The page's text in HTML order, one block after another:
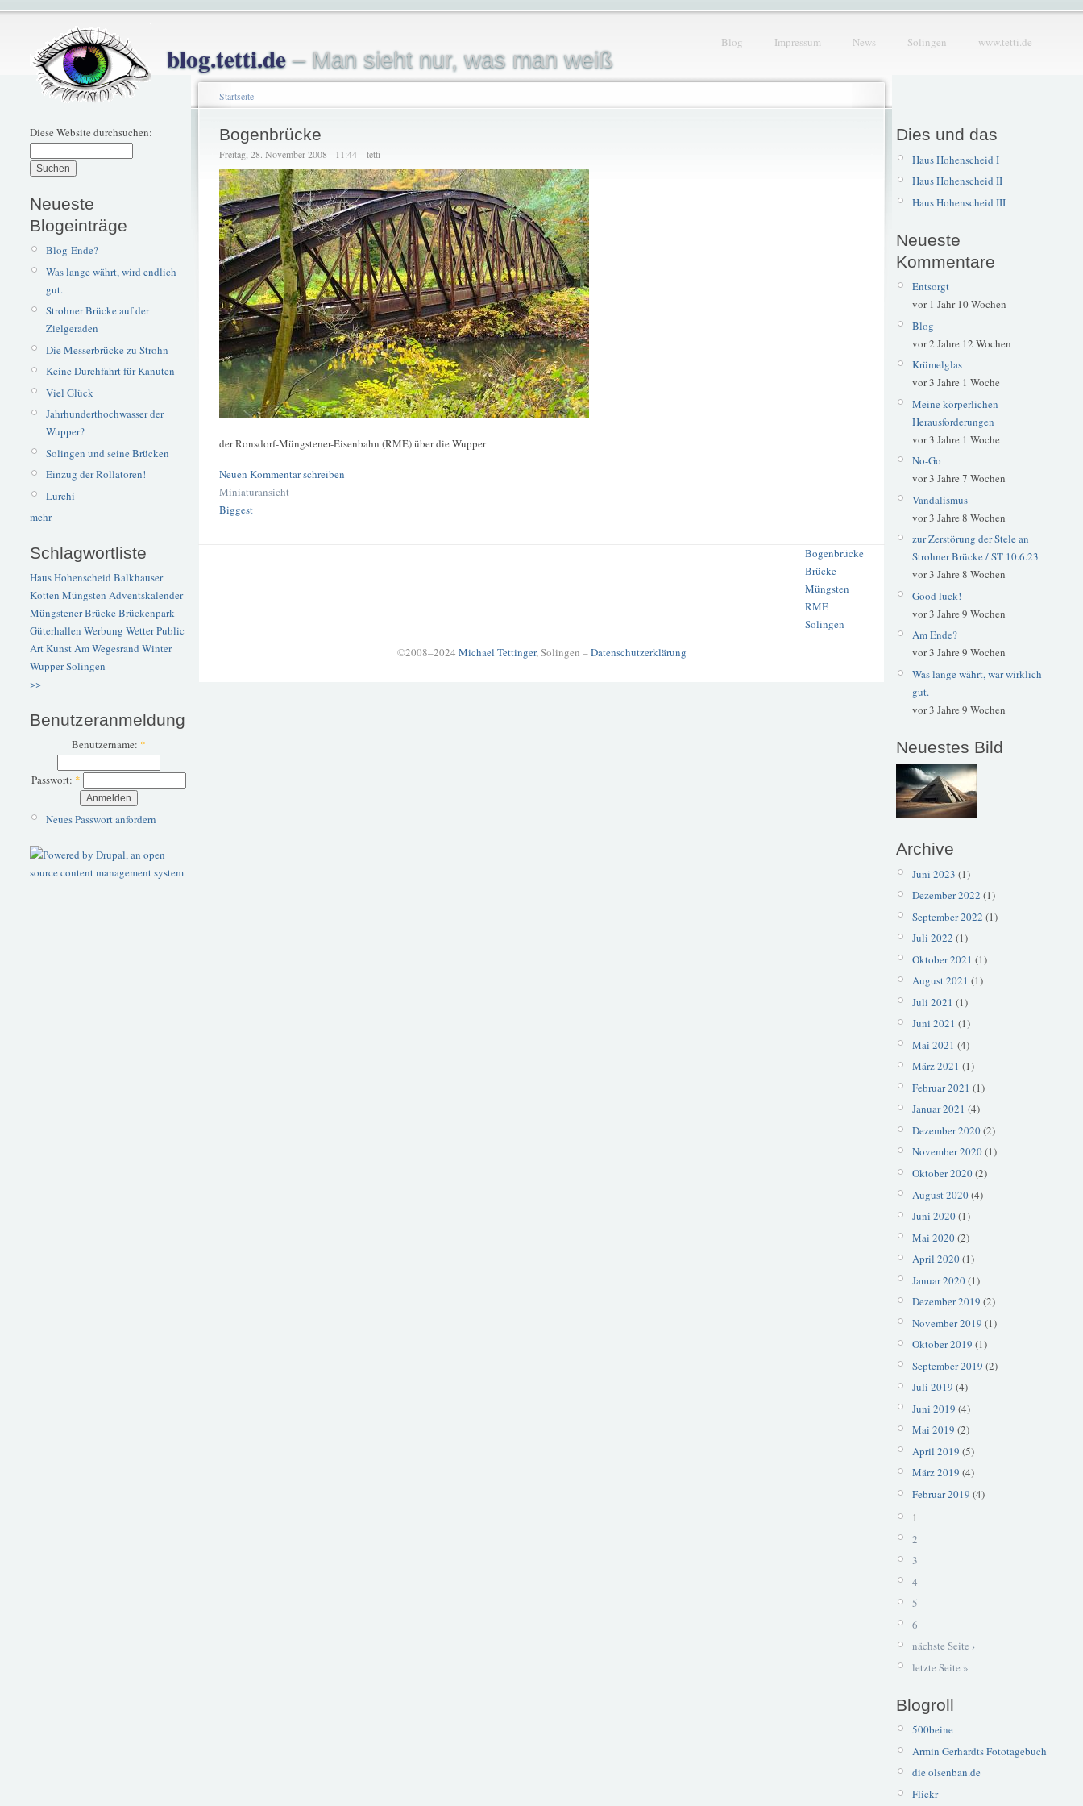
blog.tetti.de– Man sieht nur, was man weiß
Blog Impressum News Solingen www.tetti.de
Diese Website durchsuchen:
Neueste
Blogeinträge
Blog-Ende?
Was lange währt, wird endlich
gut.
Strohner Brücke auf der
Zielgeraden
Die Messerbrücke zu Strohn
Keine Durchfahrt für Kanuten
Viel Glück
Jahrhunderthochwasser der
Wupper?
Solingen und seine Brücken
Einzug der Rollatoren!
Lurchi
mehr
Schlagwortliste
Haus Hohenscheid Balkhauser
Kotten Müngsten Adventskalender
Müngstener BrückeBrückenpark
Güterhallen Werbung WetterPublic
ArtKunstAm Wegesrand Winter
WupperSolingen
>>
Benutzeranmeldung
Benutzername: *
Passwort: *
Neues Passwort anfordern
Startseite
Bogenbrücke
Freitag, 28. November 2008 - 11:44 – tetti
der Ronsdorf-Müngstener-Eisenbahn (RME) über die Wupper
Neuen Kommentar schreiben
Miniaturansicht
Biggest
Bogenbrücke
Brücke
Müngsten
RME
Solingen
©2008–2024 Michael Tettinger, Solingen –Datenschutzerklärung
Dies und das
Haus Hohenscheid I
Haus Hohenscheid II
Haus Hohenscheid III
Neueste
Kommentare
Entsorgt
vor 1 Jahr 10 Wochen
Blog
vor 2 Jahre 12 Wochen
Krümelglas
vor 3 Jahre 1 Woche
Meine körperlichen
Herausforderungen
vor 3 Jahre 1 Woche
No-Go
vor 3 Jahre 7 Wochen
Vandalismus
vor 3 Jahre 8 Wochen
zur Zerstörung der Stele an
Strohner Brücke / ST 10.6.23
vor 3 Jahre 8 Wochen
Good luck!
vor 3 Jahre 9 Wochen
Am Ende?
vor 3 Jahre 9 Wochen
Was lange währt, war wirklich
gut.
vor 3 Jahre 9 Wochen
Neuestes Bild
Archive
Juni 2023 (1)
Dezember 2022 (1)
September 2022 (1)
Juli 2022 (1)
Oktober 2021 (1)
August 2021 (1)
Juli 2021 (1)
Juni 2021 (1)
Mai 2021 (4)
März 2021 (1)
Februar 2021 (1)
Januar 2021 (4)
Dezember 2020(2)
November 2020(1)
Oktober 2020(2)
August 2020(4)
Juni 2020(1)
Mai 2020(2)
April 2020(1)
Januar 2020(1)
Dezember 2019 (2)
November 2019 (1)
Oktober 2019 (1)
September 2019 (2)
Juli 2019 (4)
Juni 2019 (4)
Mai 2019 (2)
April 2019 (5)
März 2019 (4)
Februar 2019 (4)
1
2
3
4
5
6
nächste Seite ›
letzte Seite »
Blogroll
500beine
Armin Gerhardts Fototagebuch
die olsenban.de
Flickr